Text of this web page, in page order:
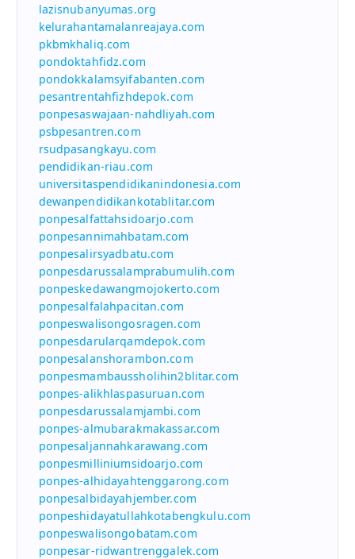
lazisnubanyumas.org
kelurahantamalanreajaya.com
pkbmkhaliq.com
pondoktahfidz.com
pondokkalamsyifabanten.com
pesantrentahfizhdepok.com
ponpesaswajaan-nahdliyah.com
psbpesantren.com
rsudpasangkayu.com
pendidikan-riau.com
universitaspendidikanindonesia.com
dewanpendidikankotablitar.com
ponpesalfattahsidoarjo.com
ponpesannimahbatam.com
ponpesalirsyadbatu.com
ponpesdarussalamprabumulih.com
ponpeskedawangmojokerto.com
ponpesalfalahpacitan.com
ponpeswalisongosragen.com
ponpesdarularqamdepok.com
ponpesalanshorambon.com
ponpesmambaussholihin2blitar.com
ponpes-alikhlaspasuruan.com
ponpesdarussalamjambi.com
ponpes-almubarakmakassar.com
ponpesaljannahkarawang.com
ponpesmilliniumsidoarjo.com
ponpes-alhidayahtenggarong.com
ponpesalbidayahjember.com
ponpeshidayatullahkotabengkulu.com
ponpeswalisongobatam.com
ponpesar-ridwantrenggalek.com